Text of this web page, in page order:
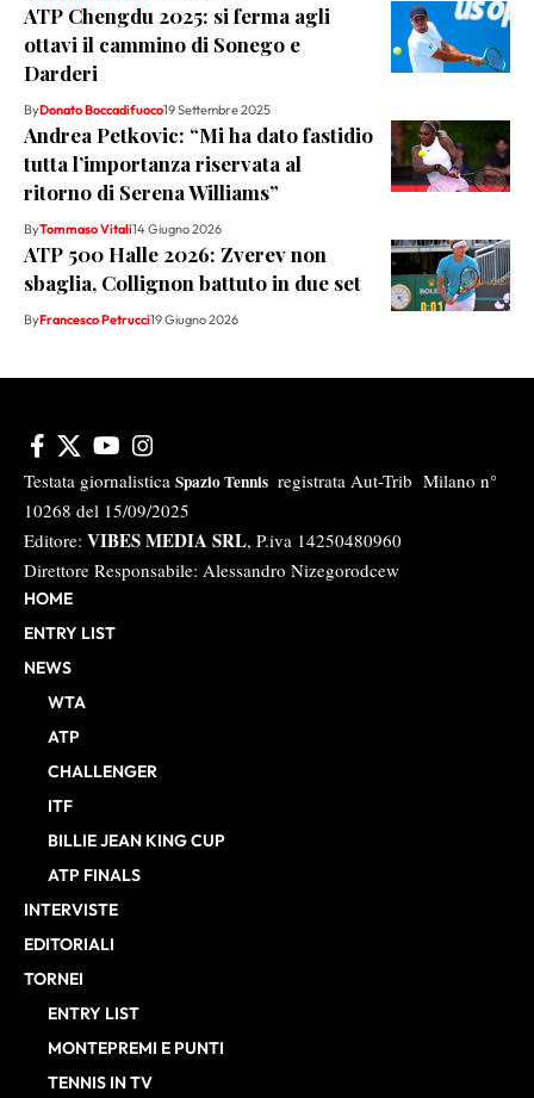
ATP Chengdu 2025: si ferma agli
ottavi il cammino di Sonego e
Darderi
ByDonato Boccadifuoco19 Settembre 2025
Andrea Petkovic: “Mi ha dato fastidio
tutta l’importanza riservata al
ritorno di Serena Williams”
ByTommaso Vitali14 Giugno 2026
ATP 500 Halle 2026: Zverev non
sbaglia, Collignon battuto in due set
ByFrancesco Petrucci19 Giugno 2026
Testata giornalistica Spazio Tennis registrata Aut-Trib Milano n°
10268 del 15/09/2025
Editore: VIBES MEDIA SRL, P.iva 14250480960
Direttore Responsabile: Alessandro Nizegorodcew
HOME
ENTRY LIST
NEWS
WTA
ATP
CHALLENGER
ITF
BILLIE JEAN KING CUP
ATP FINALS
INTERVISTE
EDITORIALI
TORNEI
ENTRY LIST
MONTEPREMI E PUNTI
TENNIS IN TV